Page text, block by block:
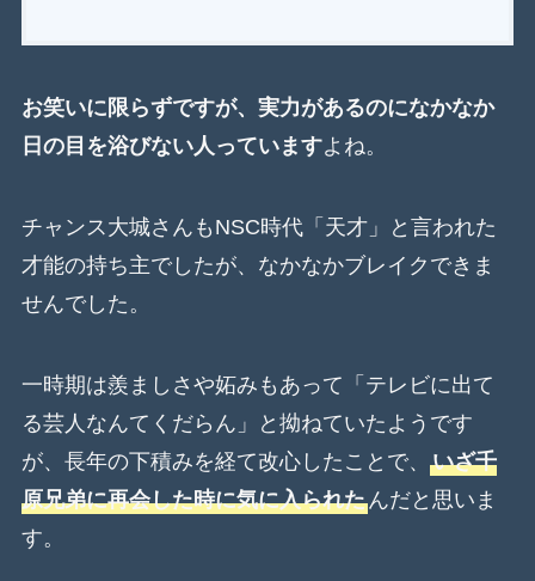
お笑いに限らずですが、実力があるのになかなか
日の目を浴びない人っていますよね。
チャンス大城さんもNSC時代「天才」と言われた
才能の持ち主でしたが、なかなかブレイクできま
せんでした。
一時期は羨ましさや妬みもあって「テレビに出て
る芸人なんてくだらん」と拗ねていたようです
が、長年の下積みを経て改心したことで、 いざ千
原兄弟に再会した時に気に入られたんだと思いま
す。